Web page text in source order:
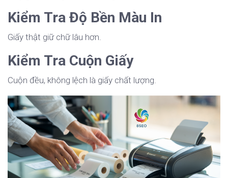
Kiểm Tra Độ Bền Màu In
Giấy thật giữ chữ lâu hơn.
Kiểm Tra Cuộn Giấy
Cuộn đều, không lệch là giấy chất lượng.